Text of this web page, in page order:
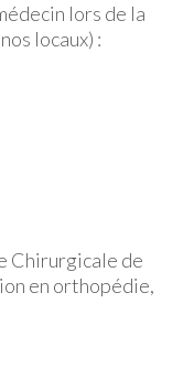
lors de la
locaux) :
Chirurgicale de
en orthopédie,